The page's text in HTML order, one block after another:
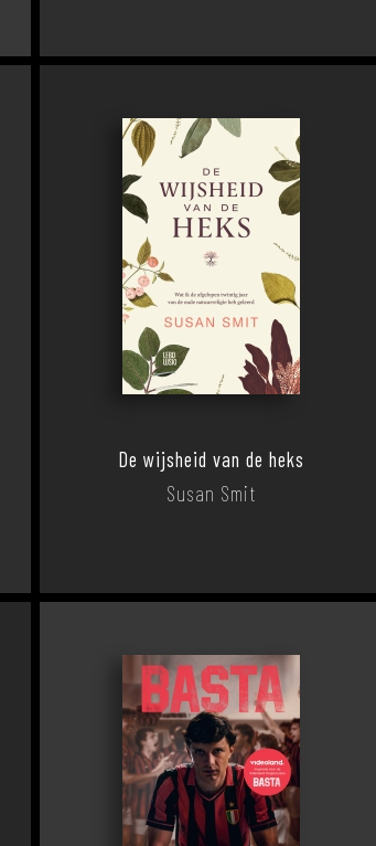
De wijsheid van de heks
Susan Smit